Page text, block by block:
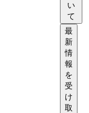
い
て
最
新
情
報
を
受
け
取